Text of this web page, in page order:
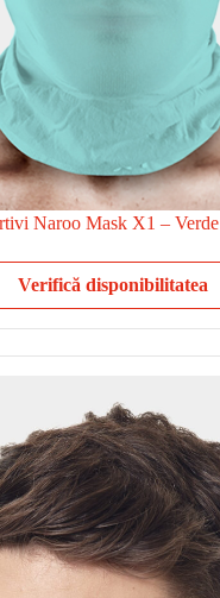
Naroo Mask X1 – Verde
Verifică disponibilitatea